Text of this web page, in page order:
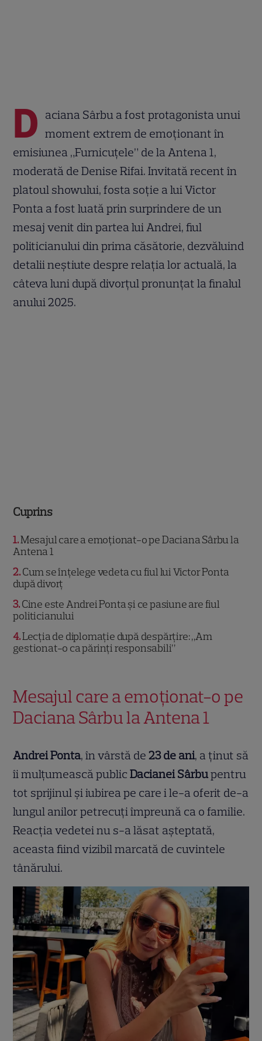
D aciana Sârbu a fost protagonista unui
moment extrem de emoționant în
emisiunea „Furnicuțele” de la Antena 1,
moderată de Denise Rifai. Invitată recent în
platoul showului, fosta soție a lui Victor
Ponta a fost luată prin surprindere de un
mesaj venit din partea lui Andrei, fiul
politicianului din prima căsătorie, dezvăluind
detalii neștiute despre relația lor actuală, la
câteva luni după divorțul pronunțat la finalul
anului 2025.
Cuprins
1 Mesajul care a emoționat-o pe Daciana Sârbu la
Antena 1
2 Cum se înțelege vedeta cu fiul lui Victor Ponta
după divorț
3 Cine este Andrei Ponta și ce pasiune are fiul
politicianului
4 Lecția de diplomație după despărțire: „Am
gestionat-o ca părinți responsabili”
Mesajul care a emoționat-o pe
Daciana Sârbu la Antena 1
Andrei Ponta, în vârstă de 23 de ani, a ținut să
îi mulțumească publicDacianei Sârbupentru
tot sprijinul și iubirea pe care i le-a oferit de-a
lungul anilor petrecuți împreună ca o familie.
Reacția vedetei nu s-a lăsat așteptată,
aceasta fiind vizibil marcată de cuvintele
tânărului.